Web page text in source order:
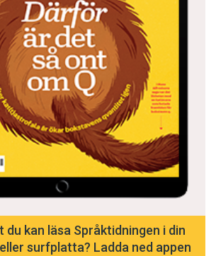
du kan läsa Språktidningen i din
surfplatta? Ladda ned appen